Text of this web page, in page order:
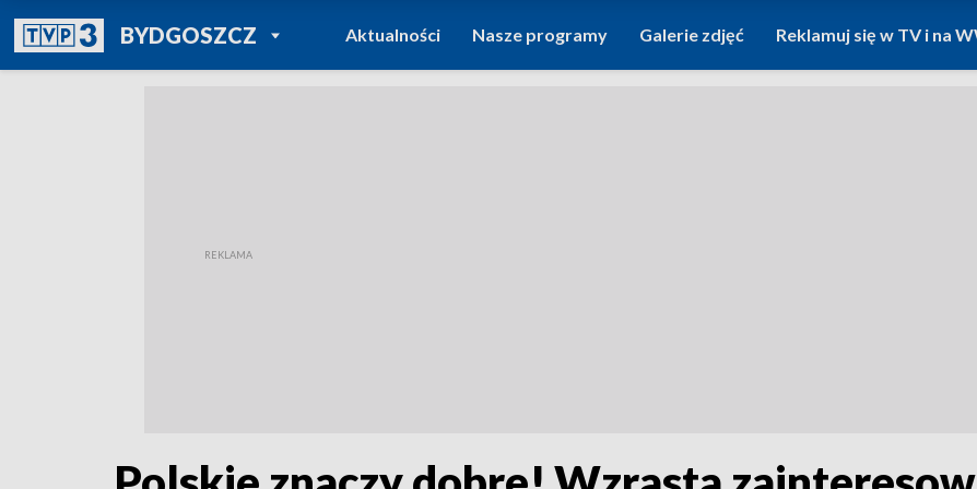
BYDGOSZCZPOWRÓT DO
TVP REGIONY
Aktualności Nasze programy Galerie zdjęć Reklamuj się w TV i na